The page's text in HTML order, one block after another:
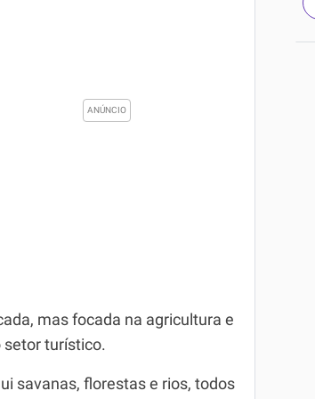
mas focada na agricultura e
setor turístico.
savanas, florestas e rios, todos